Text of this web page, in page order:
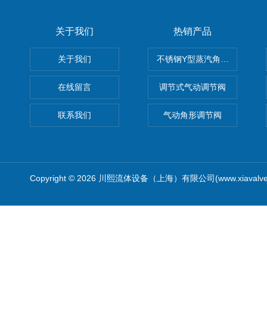
关于我们
关于我们
在线留言
联系我们
热销产品
不锈钢Y型蒸汽角座阀
调节式气动调节阀
气动角形调节阀
Copyright © 2026 川熙流体设备（上海）有限公司